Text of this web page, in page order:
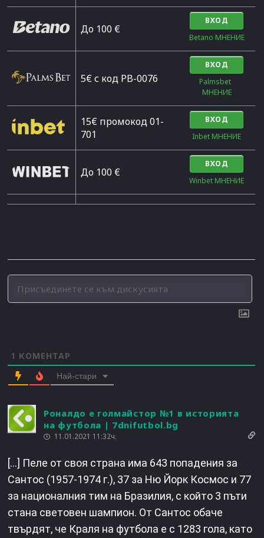
Дo 100 €
ВХОД
Betano МНЕНИЕ
5€ с код PB-0076
ВХОД
Palmsbet
МНЕНИЕ
15€ промокод 01-
701
ВХОД
Inbet МНЕНИЕ
До 100 €
ВХОД
Winbet МНЕНИЕ
1 КОМЕНТАР
Най-стари
Роналдо е голмайстор №1 в историята
на футбола | 7dnifutbol.bg
11.01.2021 11:32ч.
[…] Пеле от своя страна има 643 попадения за
Сантос (1957-1974 г.), 37 за Ню Йорк Космос и 77
за националния тим на Бразилия, с който 3 пъти
стана световен шампион. От Сантос обаче
твърдят, че Краля на футбола е с 1283 гола, като